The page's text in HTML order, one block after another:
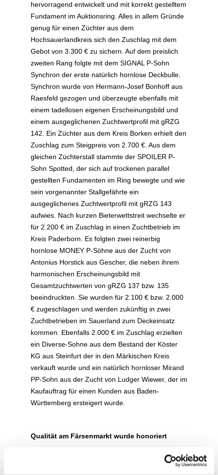
hervorragend entwickelt und mit korrekt gestelltem
Fundament im Auktionsring. Alles in allem Gründe
genug für einen Züchter aus dem
Hochsauerlandkreis sich den Zuschlag mit dem
Gebot von 3.300 € zu sichern. Auf dem preislich
zweiten Rang folgte mit dem SIGNAL P-Sohn
Synchron der erste natürlich hornlose Deckbulle.
Synchron wurde von Hermann-Josef Bonhoff aus
Raesfeld gezogen und überzeugte ebenfalls mit
einem tadellosen eigenen Erscheinungsbild und
einem ausgeglichenen Zuchtwertprofil mit gRZG
142. Ein Züchter aus dem Kreis Borken erhielt den
Zuschlag zum Steigpreis von 2.700 €. Aus dem
gleichen Züchterstall stammte der SPOILER P-
Sohn Spotted, der sich auf trockenen parallel
gestellten Fundamenten im Ring bewegte und wie
sein vorgenannter Stallgefährte ein
ausgeglichenes Zuchtwertprofil mit gRZG 143
aufwies. Nach kurzen Bieterwettstreit wechselte er
für 2.200 € im Zuschlag in einen Zuchtbetrieb im
Kreis Paderborn. Es folgten zwei reinerbig
hornlose MONEY P-Söhne aus der Zucht von
Antonius Horstick aus Gescher, die neben ihrem
harmonischen Erscheinungsbild mit
Gesamtzuchtwerten von gRZG 137 bzw. 135
beeindruckten. Sie wurden für 2.100 € bzw. 2.000
€ zugeschlagen und werden zukünftig in zwei
Zuchtbetrieben im Sauerland zum Deckeinsatz
kommen. Ebenfalls 2.000 € im Zuschlag erzielten
ein Diverse-Sohne aus dem Bestand der Köster
KG aus Steinfurt der in den Märkischen Kreis
verkauft wurde und ein natürlich hornloser Mirand
PP-Sohn aus der Zucht von Ludger Wiewer, der im
Kaufauftrag für einen Kunden aus Baden-
Württemberg ersteigert wurde.
Qualität am Färsenmarkt wurde honoriert
Das kleine Angebot an abgekalbten Färsen zeigte